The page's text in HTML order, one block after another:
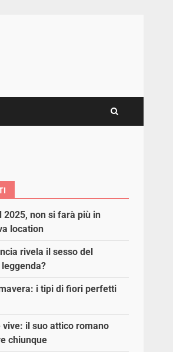
2025, non si farà più in
location
rivela il sesso del
i tipi di fiori perfetti
vive: il suo attico romano
chiunque